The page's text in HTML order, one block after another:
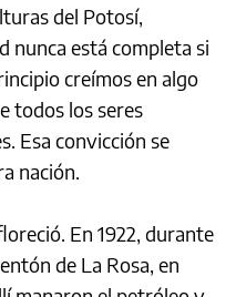
del Potosí,
nunca está completa si
creímos en algo
todos los seres
Esa convicción se
nación.
En 1922, durante
de La Rosa, en